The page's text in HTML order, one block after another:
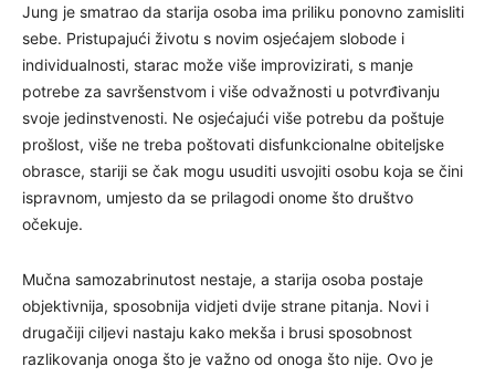
Jung je smatrao da starija osoba ima priliku ponovno zamisliti
sebe. Pristupajući životu s novim osjećajem slobode i
individualnosti, starac može više improvizirati, s manje
potrebe za savršenstvom i više odvažnosti u potvrđivanju
svoje jedinstvenosti. Ne osjećajući više potrebu da poštuje
prošlost, više ne treba poštovati disfunkcionalne obiteljske
obrasce, stariji se čak mogu usuditi usvojiti osobu koja se čini
ispravnom, umjesto da se prilagodi onome što društvo
očekuje.
Mučna samozabrinutost nestaje, a starija osoba postaje
objektivnija, sposobnija vidjeti dvije strane pitanja. Novi i
drugačiji ciljevi nastaju kako mekša i brusi sposobnost
razlikovanja onoga što je važno od onoga što nije. Ovo je